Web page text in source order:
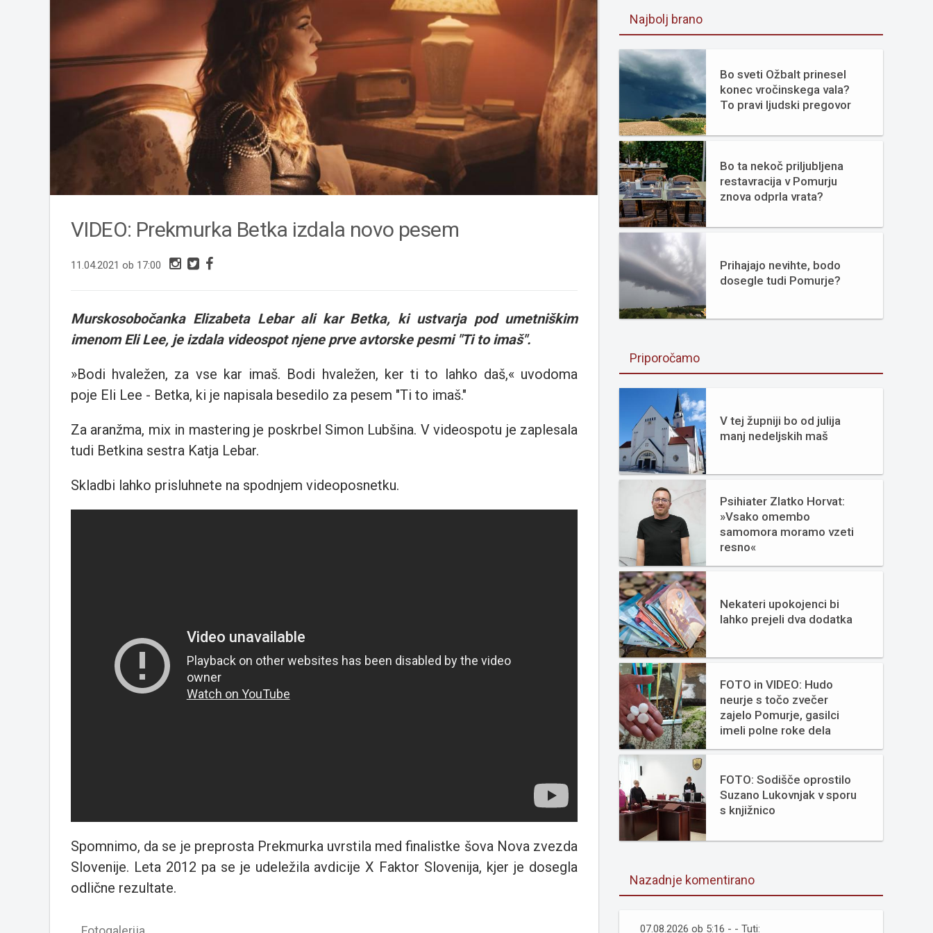
VIDEO: Prekmurka Betka izdala novo pesem
11.04.2021 ob 17:00
Murskosobočanka Elizabeta Lebar ali kar Betka, ki ustvarja pod umetniškim
imenom Eli Lee, je izdala videospot njene prve avtorske pesmi "Ti to imaš".
»Bodi hvaležen, za vse kar imaš. Bodi hvaležen, ker ti to lahko daš,« uvodoma
poje Eli Lee - Betka, ki je napisala besedilo za pesem "Ti to imaš."
Za aranžma, mix in mastering je poskrbel Simon Lubšina. V videospotu je zaplesala
tudi Betkina sestra Katja Lebar.
Skladbi lahko prisluhnete na spodnjem videoposnetku.
Spomnimo, da se je preprosta Prekmurka uvrstila med finalistke šova Nova zvezda
Slovenije. Leta 2012 pa se je udeležila avdicije X Faktor Slovenija, kjer je dosegla
odlične rezultate.
Najbolj brano
Bo sveti Ožbalt prinesel
konec vročinskega vala?
To pravi ljudski pregovor
Bo ta nekoč priljubljena
restavracija v Pomurju
znova odprla vrata?
Prihajajo nevihte, bodo
dosegle tudi Pomurje?
Priporočamo
V tej župniji bo od julija
manj nedeljskih maš
Psihiater Zlatko Horvat:
»Vsako omembo
samomora moramo vzeti
resno«
Nekateri upokojenci bi
lahko prejeli dva dodatka
FOTO in VIDEO: Hudo
neurje s točo zvečer
zajelo Pomurje, gasilci
imeli polne roke dela
FOTO: Sodišče oprostilo
Suzano Lukovnjak v sporu
s knjižnico
Nazadnje komentirano
07.08.2026 ob 5:16 - - Tuti: